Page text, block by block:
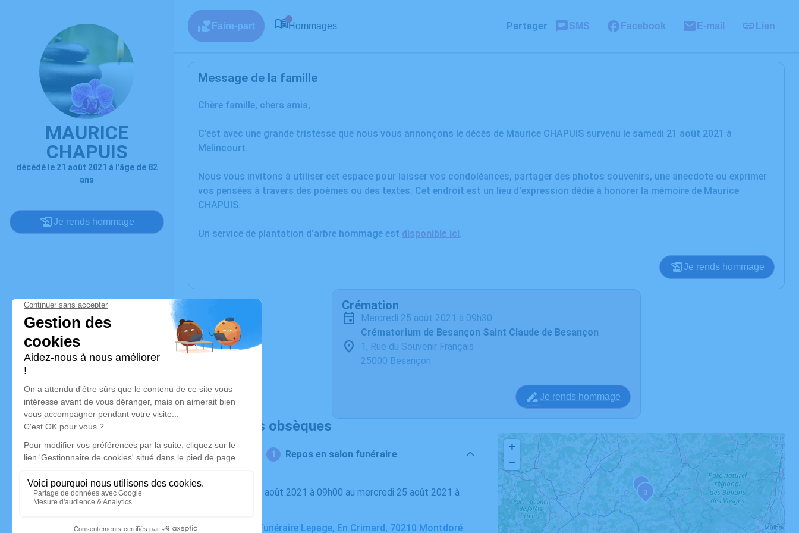
MAURICE
CHAPUIS
décédé le 21 août 2021 à l'âge de 82
ans
Je rends hommage
Faire-part Hommages Partager SMS Facebook E-mail Lien
Message de la famille
Chère famille, chers amis,
C’est avec une grande tristesse que nous vous annonçons le décès de Maurice CHAPUIS survenu le samedi 21 août 2021 à
Melincourt.
Nous vous invitons à utiliser cet espace pour laisser vos condoléances, partager des photos souvenirs, une anecdote ou exprimer
vos pensées à travers des poèmes ou des textes. Cet endroit est un lieu d'expression dédié à honorer la mémoire de Maurice
CHAPUIS.
Un service de plantation d’arbre hommage est disponible ici.
Je rends hommage
Crémation
mercredi 25 août 2021 à 09h30
Crématorium de Besançon Saint Claude de Besançon
1, Rue du Souvenir Français
25000 Besançon
Je rends hommage
Déroulé des obsèques
Repos en salon funéraire
Chambre Funéraire Lepage, En Crimard, 70210 Montdoré
1
3
+
−